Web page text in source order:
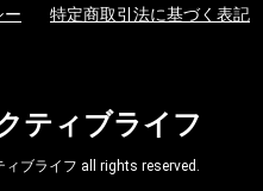
ー 特定商取引法に基づく表記
ティブライフ
ブライフ all rights reserved.